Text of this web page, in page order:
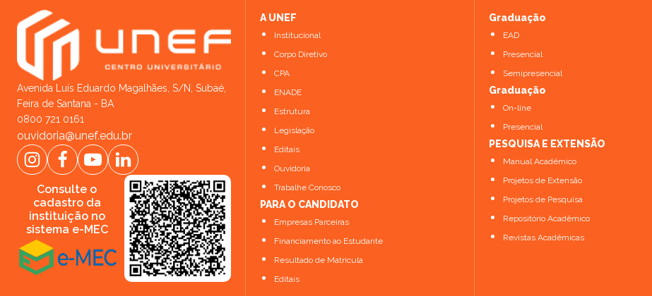
Avenida Luís Eduardo Magalhães, S/N, Subaé,
Feira de Santana - BA
0800 721 0161
ouvidoria@unef.edu.br
Consulte o
cadastro da
instituição no
sistema e-MEC
A UNEF
Institucional
Corpo Diretivo
CPA
ENADE
Estrutura
Legislação
Editais
Ouvidoria
Trabalhe Conosco
PARA O CANDIDATO
Empresas Parceiras
Financiamento ao Estudante
Resultado de Matrícula
Editais
Graduação
EAD
Presencial
Semipresencial
Graduação
On-line
Presencial
PESQUISA E EXTENSÃO
Manual Acadêmico
Projetos de Extensão
Projetos de Pesquisa
Repositório Acadêmico
Revistas Acadêmicas